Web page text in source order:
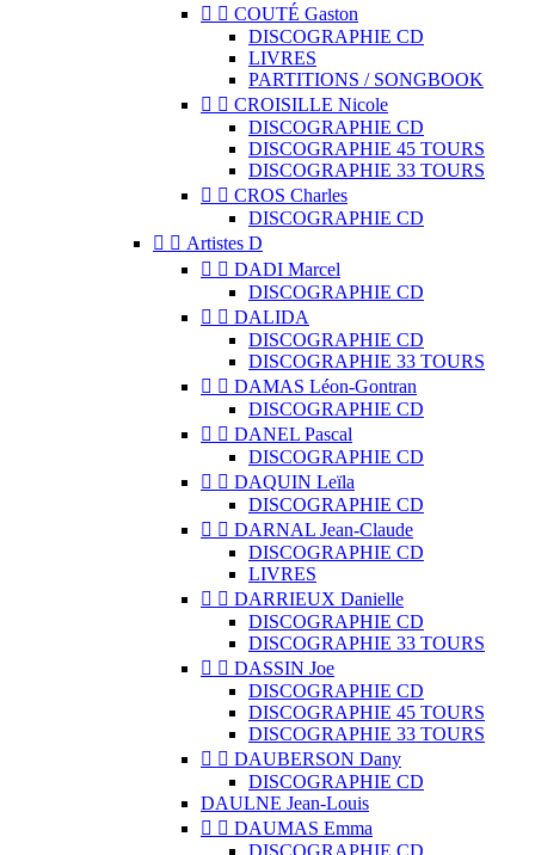
  COUTÉ Gaston
DISCOGRAPHIE CD
LIVRES
PARTITIONS / SONGBOOK
  CROISILLE Nicole
DISCOGRAPHIE CD
DISCOGRAPHIE 45 TOURS
DISCOGRAPHIE 33 TOURS
  CROS Charles
DISCOGRAPHIE CD
  Artistes D
  DADI Marcel
DISCOGRAPHIE CD
  DALIDA
DISCOGRAPHIE CD
DISCOGRAPHIE 33 TOURS
  DAMAS Léon-Gontran
DISCOGRAPHIE CD
  DANEL Pascal
DISCOGRAPHIE CD
  DAQUIN Leïla
DISCOGRAPHIE CD
  DARNAL Jean-Claude
DISCOGRAPHIE CD
LIVRES
  DARRIEUX Danielle
DISCOGRAPHIE CD
DISCOGRAPHIE 33 TOURS
  DASSIN Joe
DISCOGRAPHIE CD
DISCOGRAPHIE 45 TOURS
DISCOGRAPHIE 33 TOURS
  DAUBERSON Dany
DISCOGRAPHIE CD
DAULNE Jean-Louis
  DAUMAS Emma
DISCOGRAPHIE CD